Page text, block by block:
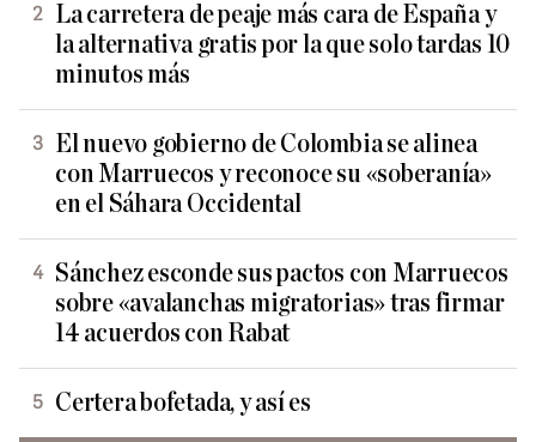
La carretera de peaje más cara de España y
la alternativa gratis por la que solo tardas 10
minutos más
El nuevo gobierno de Colombia se alinea
con Marruecos y reconoce su «soberanía»
en el Sáhara Occidental
Sánchez esconde sus pactos con Marruecos
sobre «avalanchas migratorias» tras firmar
14 acuerdos con Rabat
Certera bofetada, y así es